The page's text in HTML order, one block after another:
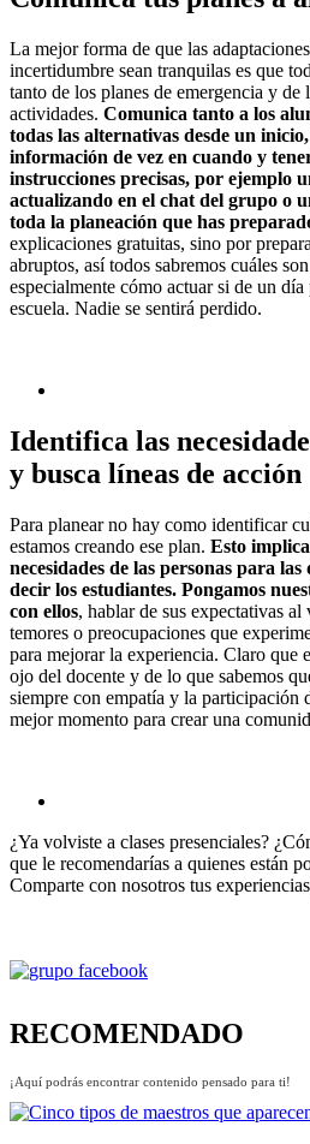
La mejor forma de que las
incertidumbre sean tranquilas es que
tanto de los planes de emergencia y de
actividades. Comunica tanto a los
todas las alternativas desde un
información de vez en cuando y
instrucciones precisas, por ejemplo
actualizando en el chat del grupo o
toda la planeación que has
explicaciones gratuitas, sino por
abruptos, así todos sabremos cuáles
especialmente cómo actuar si de un
escuela. Nadie se sentirá perdido.
Identifica las
y busca líneas de acción
Para planear no hay como identificar
estamos creando ese plan. Esto
necesidades de las personas para
decir los estudiantes. Pongamos
con ellos, hablar de sus expectativas
temores o preocupaciones que
para mejorar la experiencia. Claro que
ojo del docente y de lo que sabemos
siempre con empatía y la participación
mejor momento para crear una
¿Ya volviste a clases presenciales?
que le recomendarías a quienes están
Comparte con nosotros tus
RECOMENDADO
¡Aquí podrás encontrar contenido pensado para ti!